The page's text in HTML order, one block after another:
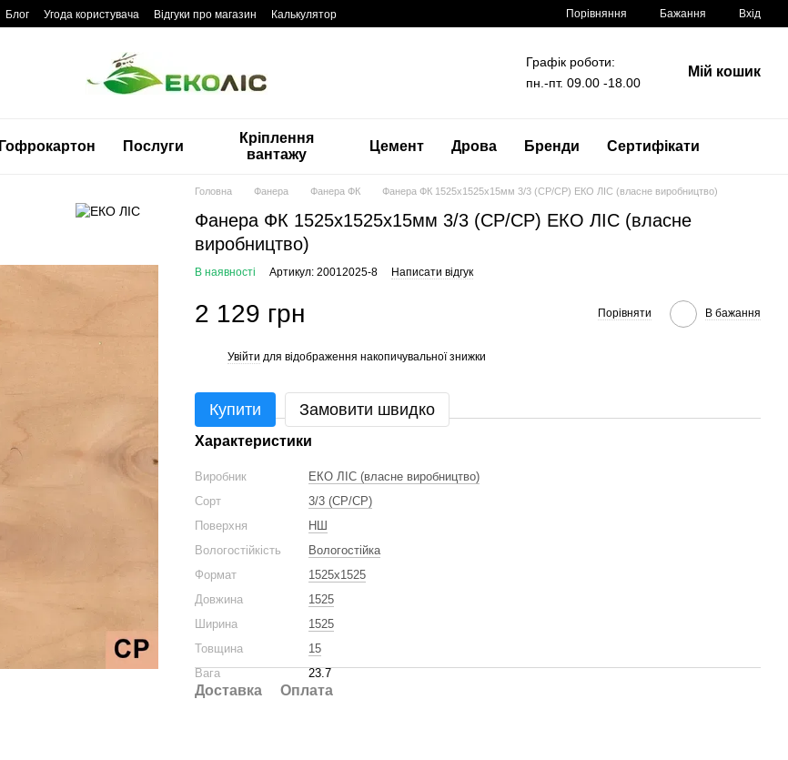
Блог Угода користувача Відгуки про магазин Калькулятор Порівняння Бажання Вхід
Графік роботи:
пн.-пт. 09.00 -18.00
Мій кошик
Гофрокартон Послуги
Кріплення
вантажу
Цемент Дрова Бренди Сертифікати
Головна Фанера Фанера ФК Фанера ФК 1525x1525x15мм 3/3 (CP/CP) ЕКО ЛІС (власне виробництво)
Фанера ФК 1525x1525x15мм 3/3 (CP/CP) ЕКО ЛІС (власне
виробництво)
В наявності Артикул: 20012025-8 Написати відгук
2 129 грн Порівняти В бажання
Увійти для відображення накопичувальної знижки
Купити Замовити швидко
Характеристики
Виробник
ЕКО ЛІС (власне виробництво)
Сорт
3/3 (CP/CP)
Поверхня
НШ
Вологостійкість
Вологостійка
Формат
1525x1525
Довжина
1525
Ширина
1525
Товщина
15
Вага
23.7
Доставка Оплата